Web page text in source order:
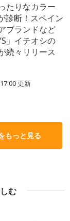
たりなカラー
診断！スペイン
ブランドなど
」イチオシの
続々リリース
更新
もっと見る
む